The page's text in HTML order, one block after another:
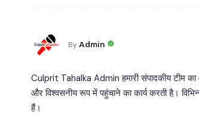
ByAdmin
Culprit Tahalka Admin हमारी संपादकीय टीम का
और विश्वसनीय रूप में पहुंचाने का कार्य करती है।
हैं।